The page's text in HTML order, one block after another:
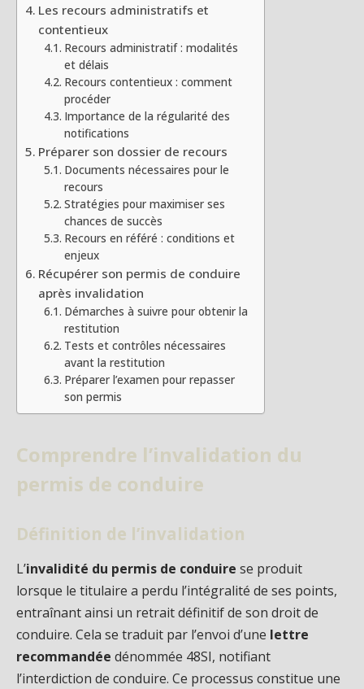
Les recours administratifs et
contentieux
Recours administratif : modalités
et délais
Recours contentieux : comment
procéder
Importance de la régularité des
notifications
Préparer son dossier de recours
Documents nécessaires pour le
recours
Stratégies pour maximiser ses
chances de succès
Recours en référé : conditions et
enjeux
Récupérer son permis de conduire
après invalidation
Démarches à suivre pour obtenir la
restitution
Tests et contrôles nécessaires
avant la restitution
Préparer l’examen pour repasser
son permis
Comprendre l’invalidation du
permis de conduire
Définition de l’invalidation
L’invalidité du permis de conduire se produit
lorsque le titulaire a perdu l’intégralité de ses points,
entraînant ainsi un retrait définitif de son droit de
conduire. Cela se traduit par l’envoi d’une lettre
recommandée dénommée 48SI, notifiant
l’interdiction de conduire. Ce processus constitue une